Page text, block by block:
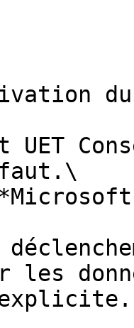
du
explicite.